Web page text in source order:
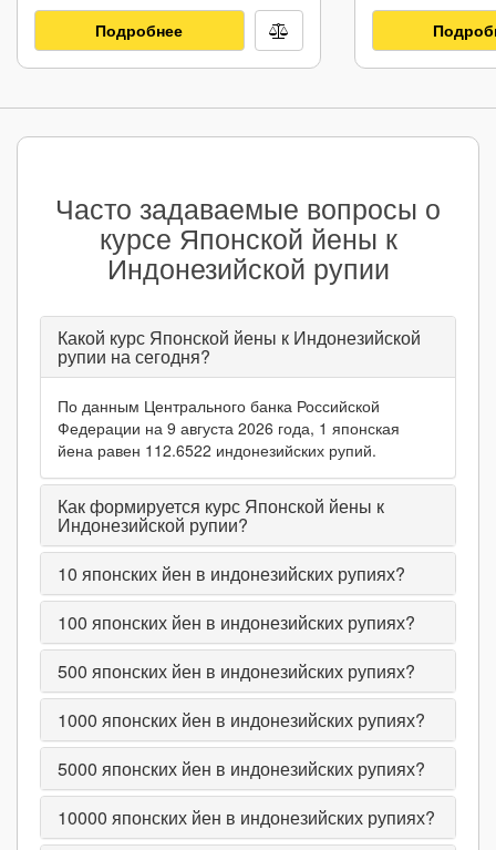
Подробнее
Часто задаваемые вопросы о
курсе Японской йены к
Индонезийской рупии
Какой курс Японской йены к Индонезийской
рупии на сегодня?
По данным Центрального банка Российской
Федерации на 9 августа 2026 года, 1 японская
йена равен 112.6522 индонезийских рупий.
Как формируется курс Японской йены к
Индонезийской рупии?
10 японских йен в индонезийских рупиях?
100 японских йен в индонезийских рупиях?
500 японских йен в индонезийских рупиях?
1000 японских йен в индонезийских рупиях?
5000 японских йен в индонезийских рупиях?
10000 японских йен в индонезийских рупиях?